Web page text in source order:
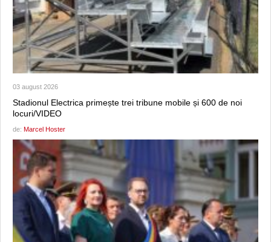
03 august 2026
Stadionul Electrica primește trei tribune mobile și 600 de noi
locuri/VIDEO
de: Marcel Hoster